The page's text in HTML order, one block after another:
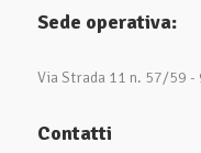
Sede operativa:
Via Strada 11 n. 57/59 -
Contatti